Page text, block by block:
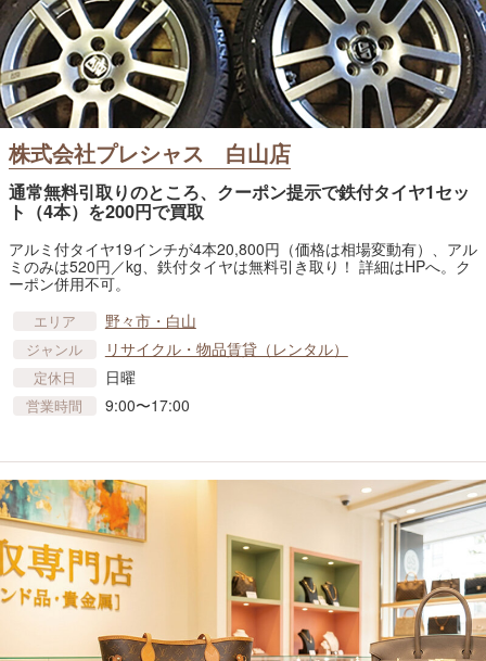
株式会社プレシャス 白山店
通常無料引取りのところ、クーポン提示で鉄付タイヤ1セッ
ト（4本）を200円で買取
アルミ付タイヤ19インチが4本20,800円（価格は相場変動有）、アル
ミのみは520円／kg、鉄付タイヤは無料引き取り！ 詳細はHPへ。ク
ーポン併用不可。
エリア 野々市・白山
ジャンル リサイクル・物品賃貸​（レンタル）
定休日 日曜
営業時間 9:00〜17:00